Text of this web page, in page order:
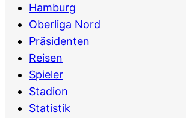
Hamburg
Oberliga Nord
Präsidenten
Reisen
Spieler
Stadion
Statistik